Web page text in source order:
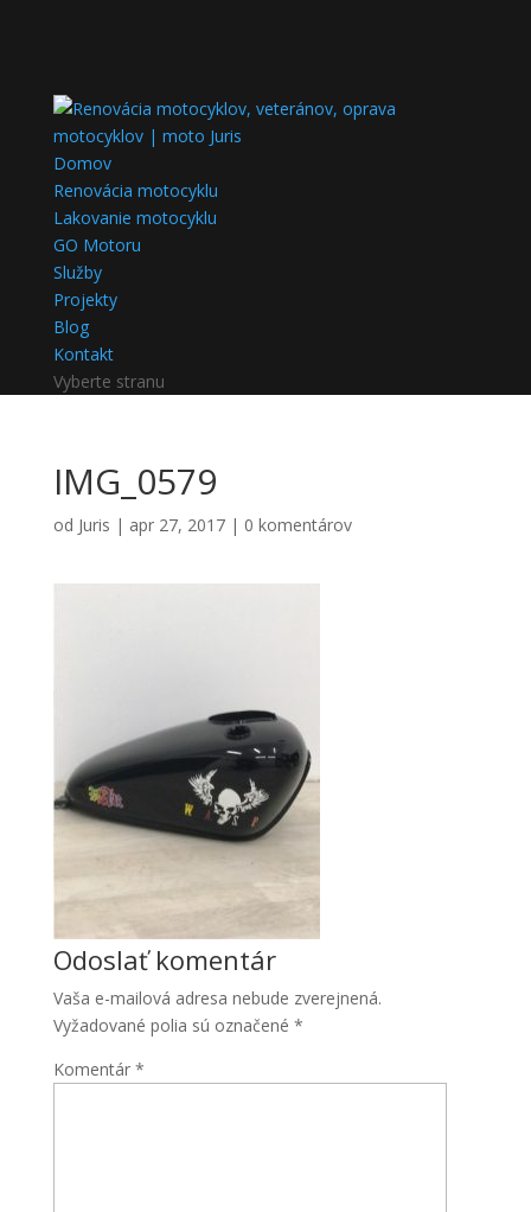
Domov
Renovácia motocyklu
Lakovanie motocyklu
GO Motoru
Služby
Projekty
Blog
Kontakt
Vyberte stranu
IMG_0579
od Juris | apr 27, 2017| 0 komentárov
Odoslať komentár
Vaša e-mailová adresa nebude zverejnená.
Vyžadované polia sú označené *
Komentár *
Nevyhnutné
Tieto súbory
cookie nie
Sú potrebné
pre
fungovanie
webovej
stránky.
Aby sme